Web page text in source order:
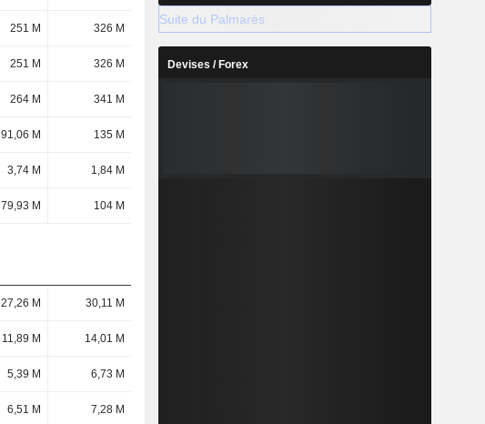
251 M 326 M
251 M 326 M
264 M 341 M
91,06 M 135 M
3,74 M 1,84 M
79,93 M 104 M
27,26 M 30,11 M
11,89 M 14,01 M
5,39 M 6,73 M
6,51 M 7,28 M
Suite du Palmarès
Devises / Forex